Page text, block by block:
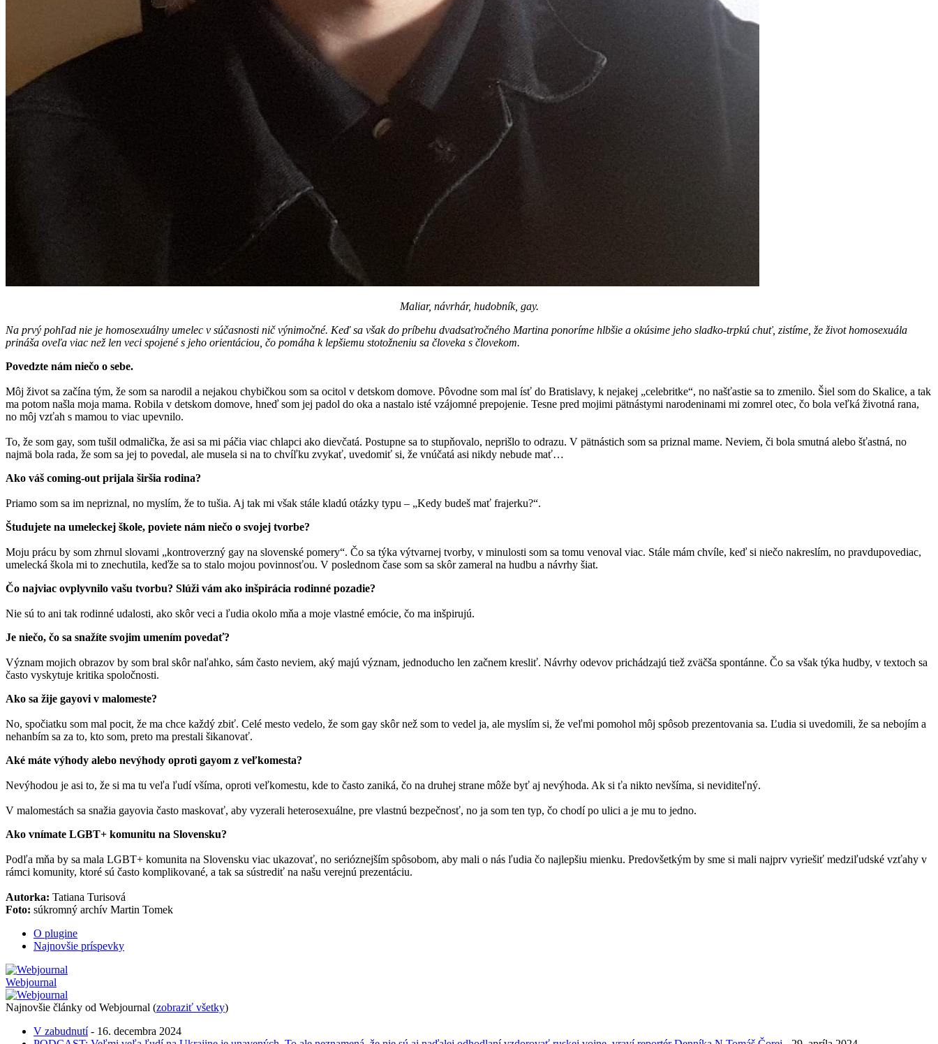
Maliar, návrhár, hudobník, gay.
Na prvý pohľad nie je homosexuálny umelec v súčasnosti nič výnimočné. Keď sa však do príbehu dvadsaťročného Martina ponoríme hlbšie a okúsime jeho sladko-trpkú chuť, zistíme, že život homosexuála
prináša oveľa viac než len veci spojené s jeho orientáciou, čo pomáha k lepšiemu stotožneniu sa človeka s človekom.
Povedzte nám niečo o sebe.
Môj život sa začína tým, že som sa narodil a nejakou chybičkou som sa ocitol v detskom domove. Pôvodne som mal ísť do Bratislavy, k nejakej „celebritke“, no našťastie sa to zmenilo. Šiel som do Skalice, a tak
ma potom našla moja mama. Robila v detskom domove, hneď som jej padol do oka a nastalo isté vzájomné prepojenie. Tesne pred mojimi pätnástymi narodeninami mi zomrel otec, čo bola veľká životná rana,
no môj vzťah s mamou to viac upevnilo.
To, že som gay, som tušil odmalička, že asi sa mi páčia viac chlapci ako dievčatá. Postupne sa to stupňovalo, neprišlo to odrazu. V pätnástich som sa priznal mame. Neviem, či bola smutná alebo šťastná, no
najmä bola rada, že som sa jej to povedal, ale musela si na to chvíľku zvykať, uvedomiť si, že vnúčatá asi nikdy nebude mať…
Ako váš coming-out prijala širšia rodina?
Priamo som sa im nepriznal, no myslím, že to tušia. Aj tak mi však stále kladú otázky typu – „Kedy budeš mať frajerku?“.
Študujete na umeleckej škole, poviete nám niečo o svojej tvorbe?
Moju prácu by som zhrnul slovami „kontroverzný gay na slovenské pomery“. Čo sa týka výtvarnej tvorby, v minulosti som sa tomu venoval viac. Stále mám chvíle, keď si niečo nakreslím, no pravdupovediac,
umelecká škola mi to znechutila, keďže sa to stalo mojou povinnosťou. V poslednom čase som sa skôr zameral na hudbu a návrhy šiat.
Čo najviac ovplyvnilo vašu tvorbu? Slúži vám ako inšpirácia rodinné pozadie?
Nie sú to ani tak rodinné udalosti, ako skôr veci a ľudia okolo mňa a moje vlastné emócie, čo ma inšpirujú.
Je niečo, čo sa snažíte svojim umením povedať?
Význam mojich obrazov by som bral skôr naľahko, sám často neviem, aký majú význam, jednoducho len začnem kresliť. Návrhy odevov prichádzajú tiež zväčša spontánne. Čo sa však týka hudby, v textoch sa
často vyskytuje kritika spoločnosti.
Ako sa žije gayovi v malomeste?
No, spočiatku som mal pocit, že ma chce každý zbiť. Celé mesto vedelo, že som gay skôr než som to vedel ja, ale myslím si, že veľmi pomohol môj spôsob prezentovania sa. Ľudia si uvedomili, že sa nebojím a
nehanbím sa za to, kto som, preto ma prestali šikanovať.
Aké máte výhody alebo nevýhody oproti gayom z veľkomesta?
Nevýhodou je asi to, že si ma tu veľa ľudí všíma, oproti veľkomestu, kde to často zaniká, čo na druhej strane môže byť aj nevýhoda. Ak si ťa nikto nevšíma, si neviditeľný.
V malomestách sa snažia gayovia často maskovať, aby vyzerali heterosexuálne, pre vlastnú bezpečnosť, no ja som ten typ, čo chodí po ulici a je mu to jedno.
Ako vnímate LGBT+ komunitu na Slovensku?
Podľa mňa by sa mala LGBT+ komunita na Slovensku viac ukazovať, no serióznejším spôsobom, aby mali o nás ľudia čo najlepšiu mienku. Predovšetkým by sme si mali najprv vyriešiť medziľudské vzťahy v
rámci komunity, ktoré sú často komplikované, a tak sa sústrediť na našu verejnú prezentáciu.
Autorka: Tatiana Turisová
Foto: súkromný archív Martin Tomek
O plugine
Najnovšie príspevky
Webjournal
Najnovšie články od Webjournal (zobraziť všetky)
V zabudnutí- 16. decembra 2024